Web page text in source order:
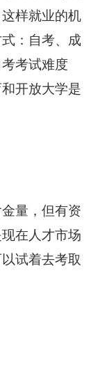
样就业的机
：自考、成
考试难度
开放大学是
量，但有资
在人才市场
试着去考取